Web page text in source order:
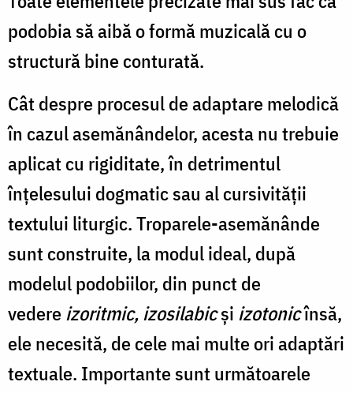
podobia să aibă o formă muzicală cu o
structură bine conturată.
Cât despre procesul de adaptare melodică
în cazul asemănândelor, acesta nu trebuie
aplicat cu rigiditate, în detrimentul
înțelesului dogmatic sau al cursivității
textului liturgic. Troparele-asemănânde
sunt construite, la modul ideal, după
modelul podobiilor, din punct de
vedereizoritmic, izosilabicși izotonicînsă,
ele necesită, de cele mai multe ori adaptări
textuale. Importante sunt următoarele